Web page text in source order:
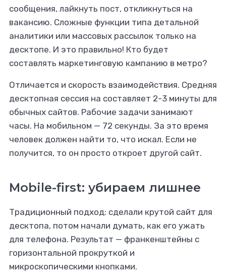
сообщения, лайкнуть пост, откликнуться на
вакансию. Сложные функции типа детальной
аналитики или массовых рассылок только на
десктопе. И это правильно! Кто будет
составлять маркетинговую кампанию в метро?
Отличается и скорость взаимодействия. Средняя
десктопная сессия на составляет 2-3 минуты для
обычных сайтов. Рабочие задачи занимают
часы. На мобильном — 72 секунды. За это время
человек должен найти то, что искал. Если не
получится, то он просто откроет другой сайт.
Mobile-first: убираем лишнее
Традиционный подход: сделали крутой сайт для
десктопа, потом начали думать, как его ужать
для телефона. Результат — франкенштейны с
горизонтальной прокруткой и
микроскопическими кнопками.